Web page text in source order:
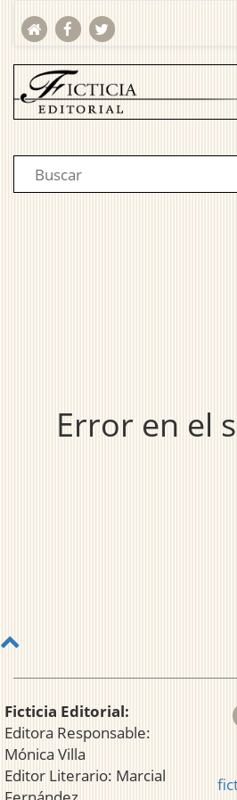
Error en el
Ficticia Editorial:
Editora Responsable:
Mónica Villa
Editor Literario: Marcial